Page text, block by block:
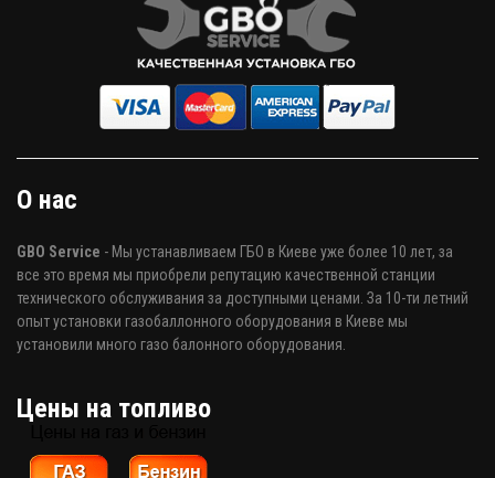
О нас
GBO Service - Мы устанавливаем ГБО в Киеве уже более 10 лет, за
все это время мы приобрели репутацию качественной станции
технического обслуживания за доступными ценами. За 10-ти летний
опыт установки газобаллонного оборудования в Киеве мы
установили много газо балонного оборудования.
Цены на топливо